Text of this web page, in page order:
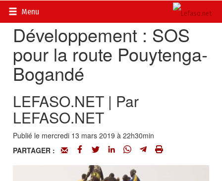
Menu
Accueil>
Développement : SOS
pour la route Pouytenga-
Bogandé
LEFASO.NET | Par
LEFASO.NET
Publié le mercredi 13 mars 2019 à 22h30min
PARTAGER :